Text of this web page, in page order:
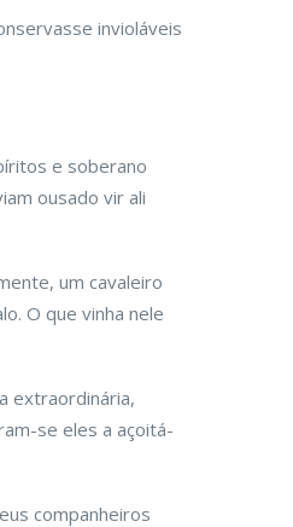
invioláveis
e soberano
ousado vir ali
um cavaleiro
O que vinha nele
extraordinária,
se eles a açoitá-
companheiros